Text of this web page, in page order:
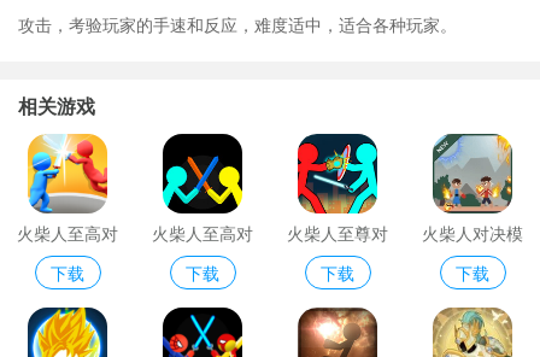
攻击，考验玩家的手速和反应，难度适中，适合各种玩家。
相关游戏
火柴人至高对
决无敌版
下载
火柴人至高对
决
下载
火柴人至尊对
决完整版
下载
火柴人对决模
拟器
下载